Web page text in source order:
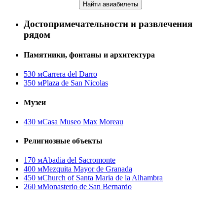
Найти авиабилеты
Достопримечательности и развлечения
рядом
Памятники, фонтаны и архитектура
530 мCarrera del Darro
350 мPlaza de San Nicolas
Музеи
430 мCasa Museo Max Moreau
Религиозные объекты
170 мAbadia del Sacromonte
400 мMezquita Mayor de Granada
450 мChurch of Santa Maria de la Alhambra
260 мMonasterio de San Bernardo